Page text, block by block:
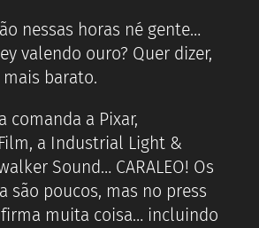
nessas horas né gente…
valendo ouro? Quer dizer,
barato.
comanda a Pixar,
a Industrial Light &
Sound… CARALEO! Os
são poucos, mas no press
muita coisa… incluindo